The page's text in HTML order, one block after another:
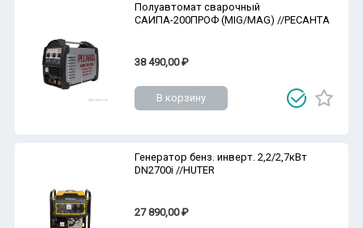
Полуавтомат сварочный
САИПА-200ПРОФ (MIG/MAG) //РЕСАНТА
38 490,00 ₽
В корзину
Генератор бенз. инверт. 2,2/2,7кВт
DN2700i //HUTER
27 890,00 ₽